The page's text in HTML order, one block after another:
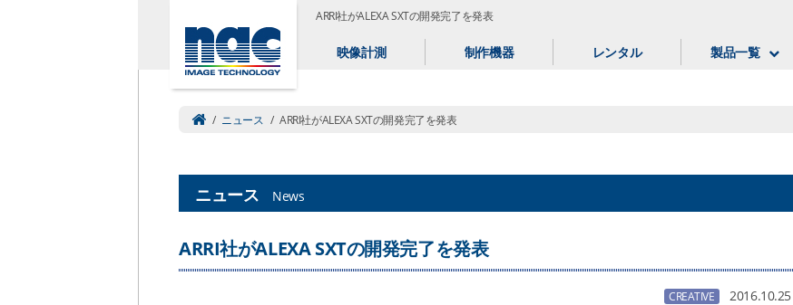
ARRI社がALEXA SXTの開発完了を発表
映像計測 制作機器 レンタル 製品一覧
/ ニュース / ARRI社がALEXA SXTの開発完了を発表
ニュース News
ARRI社がALEXA SXTの開発完了を発表
CREATIVE 2016.10.25